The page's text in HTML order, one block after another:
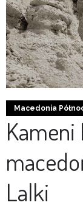
Macedonia
Kameni
Lalki